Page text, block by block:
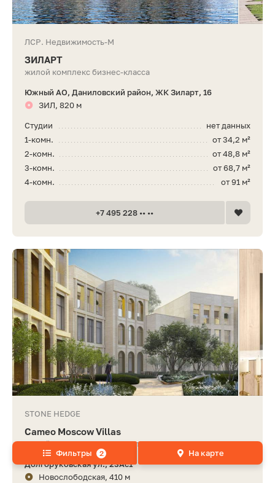
ЛСР. Недвижимость-М
ЗИЛАРТ
жилой комплекс бизнес-класса
Южный АО, Даниловский район, ЖК Зиларт, 16
ЗИЛ, 820 м
нет данных
Студии
от 34,2 м²
1-комн.
от 48,8 м²
2-комн.
от 68,7 м²
3-комн.
от 91 м²
4-комн.
+7 495 228 •• ••
STONE HEDGE
Cameo Moscow Villas
жилой комплекс элитного класса
Долгоруковская ул., 23Ас1
Новослободская, 410 м
Фильтры 2 На карте